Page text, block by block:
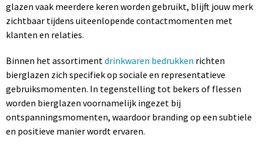
glazen vaak meerdere keren worden gebruikt, blijft jouw merk
zichtbaar tijdens uiteenlopende contactmomenten met
klanten en relaties.
Binnen het assortimentdrinkwaren bedrukken richten
bierglazen zich specifiek op sociale en representatieve
gebruiksmomenten. In tegenstelling tot bekers of flessen
worden bierglazen voornamelijk ingezet bij
ontspanningsmomenten, waardoor branding op een subtiele
en positieve manier wordt ervaren.